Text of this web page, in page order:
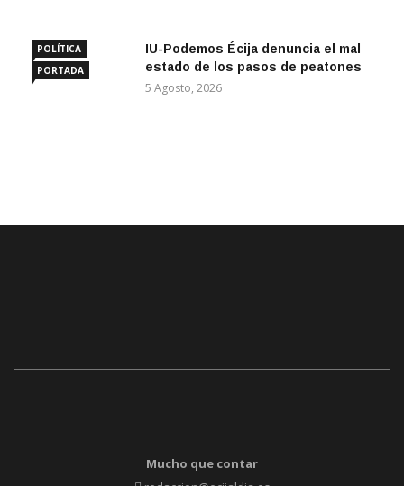
POLÍTICA
PORTADA
IU-Podemos Écija denuncia el mal
estado de los pasos de peatones
5 Agosto, 2026
Mucho que contar